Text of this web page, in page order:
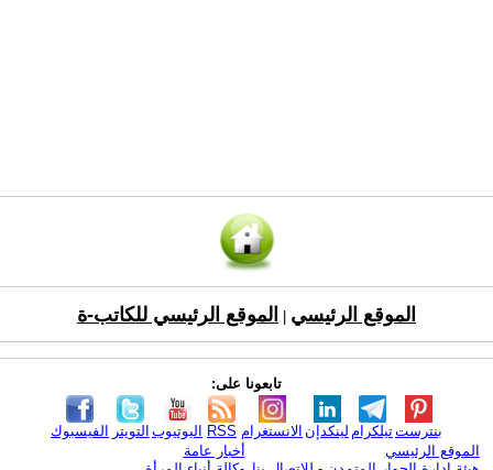
الموقع الرئيسي الموقع الرئيسي للكاتب-ة
تابعونا على:
الفيسبوك التويتر اليوتيوب RSS الانستغرام لينكدإن تيلكرامبنترست
الموقع الرئيسي
أخبار عامة